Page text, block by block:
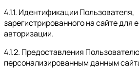
4.1.1. Идентификации Пользователя,
зарегистрированного на сайте для
авторизации.
4.1.2. Предоставления
персонализированным данным